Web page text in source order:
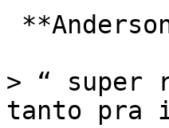
> “ super
tanto pra